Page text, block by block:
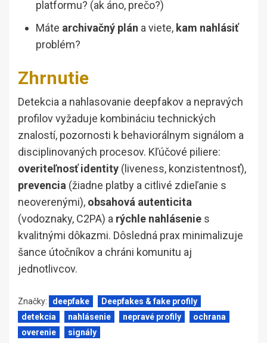
platformu? (ak áno, prečo?)
Máte archivačný plán a viete, kam nahlásiť
problém?
Zhrnutie
Detekcia a nahlasovanie deepfakov a nepravých
profilov vyžaduje kombináciu technických
znalostí, pozornosti k behaviorálnym signálom a
disciplinovaných procesov. Kľúčové piliere:
overiteľnosť identity (liveness, konzistentnosť),
prevencia (žiadne platby a citlivé zdieľanie s
neoverenými), obsahová autenticita
(vodoznaky, C2PA) a rýchle nahlásenie s
kvalitnými dôkazmi. Dôsledná prax minimalizuje
šance útočníkov a chráni komunitu aj
jednotlivcov.
Značky: deepfake
Deepfakes & fake profily
detekcia
nahlásenie nepravé profily
ochrana
overenie
signály